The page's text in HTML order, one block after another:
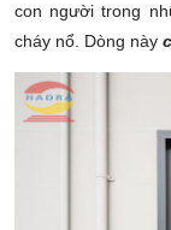
con người trong
cháy nổ. Dòng này